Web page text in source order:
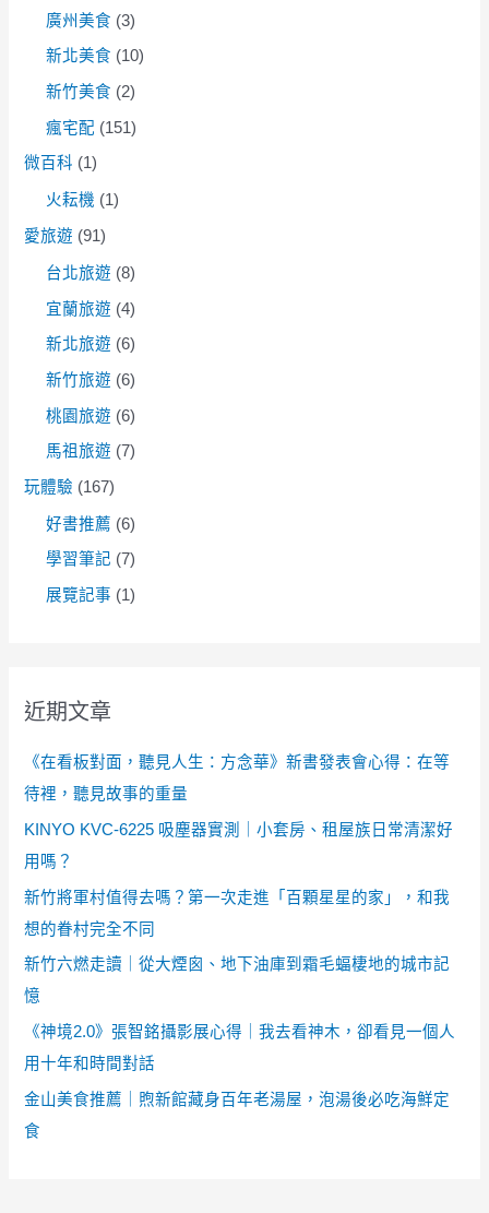
廣州美食 (3)
新北美食 (10)
新竹美食 (2)
瘋宅配 (151)
微百科 (1)
火耘機 (1)
愛旅遊 (91)
台北旅遊 (8)
宜蘭旅遊 (4)
新北旅遊 (6)
新竹旅遊 (6)
桃園旅遊 (6)
馬祖旅遊 (7)
玩體驗 (167)
好書推薦 (6)
學習筆記 (7)
展覽記事 (1)
近期文章
《在看板對面，聽見人生：方念華》新書發表會心得：在等
待裡，聽見故事的重量
KINYO KVC-6225 吸塵器實測｜小套房、租屋族日常清潔好
用嗎？
新竹將軍村值得去嗎？第一次走進「百顆星星的家」，和我
想的眷村完全不同
新竹六燃走讀｜從大煙囪、地下油庫到霜毛蝠棲地的城市記
憶
《神境2.0》張智銘攝影展心得｜我去看神木，卻看見一個人
用十年和時間對話
金山美食推薦｜煦新館藏身百年老湯屋，泡湯後必吃海鮮定
食